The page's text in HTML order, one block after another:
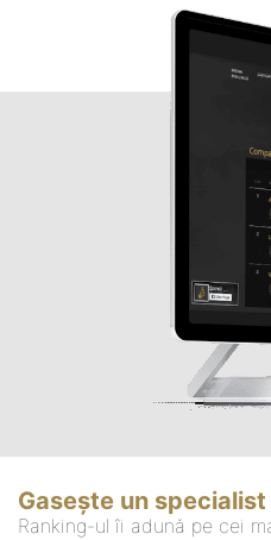
Gasește un specialist
Ranking-ul îi adună pe cei